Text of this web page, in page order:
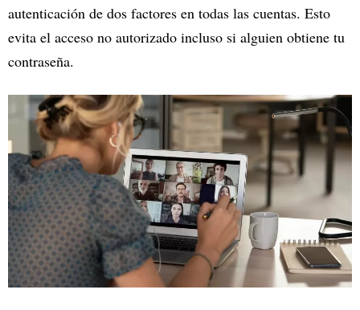
autenticación de dos factores en todas las cuentas. Esto
evita el acceso no autorizado incluso si alguien obtiene tu
contraseña.